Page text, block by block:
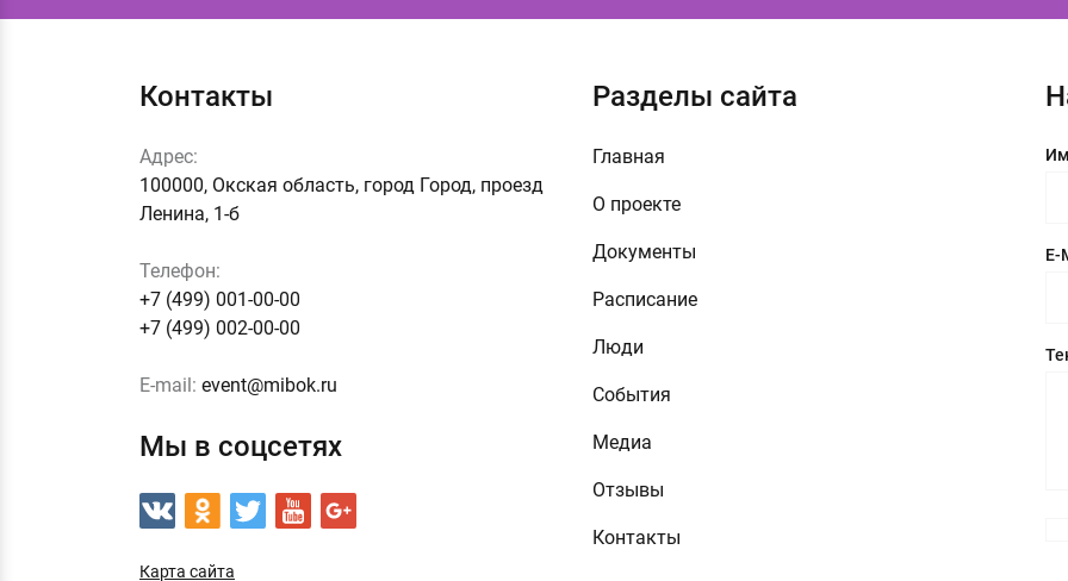
Контакты
Адрес:
100000, Окская область, город Город, проезд
Ленина, 1-б
Телефон:
+7 (499) 001-00-00
+7 (499) 002-00-00
E-mail: event@mibok.ru
Мы в соцсетях
Карта сайта
Разделы сайта
Главная
О проекте
Документы
Расписание
Люди
События
Медиа
Отзывы
Контакты
E-